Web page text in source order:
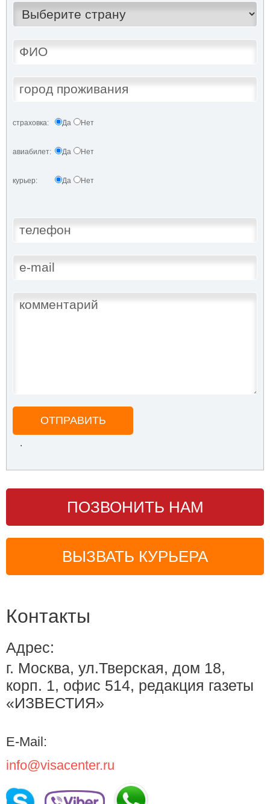
страховка: Да Нет
авиабилет: Да Нет
курьер: Да Нет
ОТПРАВИТЬ
.
ПОЗВОНИТЬ НАМ
ВЫЗВАТЬ КУРЬЕРА
Контакты
Адрес:
г. Москва, ул.Тверская, дом 18,
корп. 1, офис 514, редакция газеты
«ИЗВЕСТИЯ»
E-Mail:
info@visacenter.ru